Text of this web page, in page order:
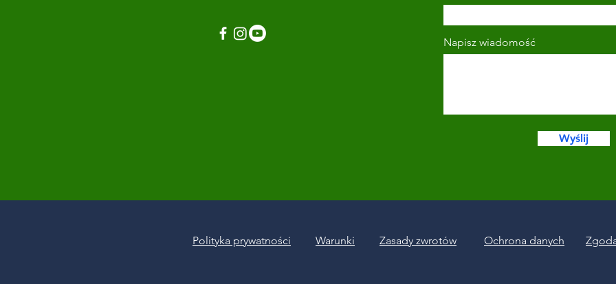
Napisz wiadomość
Wyślij
Polityka prywatności Warunki Zasady zwrotów Ochrona danych